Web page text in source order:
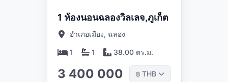
1 ห้องนอนฉลองวิลเลจ,ภูเก็ต
อำเภอเมือง, ฉลอง
1 1 38.00 ตร.ม.
3 400 000 ฿ THB